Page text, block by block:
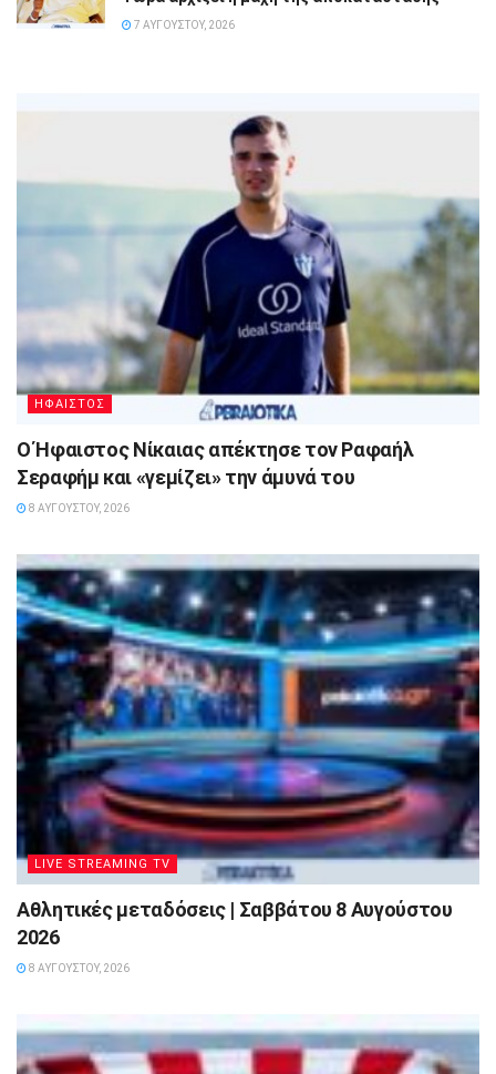
7 ΑΥΓΟΎΣΤΟΥ, 2026
ΗΦΑΙΣΤΟΣ
Ο Ήφαιστος Νίκαιας απέκτησε τον Ραφαήλ
Σεραφήμ και «γεμίζει» την άμυνά του
8 ΑΥΓΟΎΣΤΟΥ, 2026
LIVE STREAMING TV
Αθλητικές μεταδόσεις | Σαββάτου 8 Αυγούστου
2026
8 ΑΥΓΟΎΣΤΟΥ, 2026